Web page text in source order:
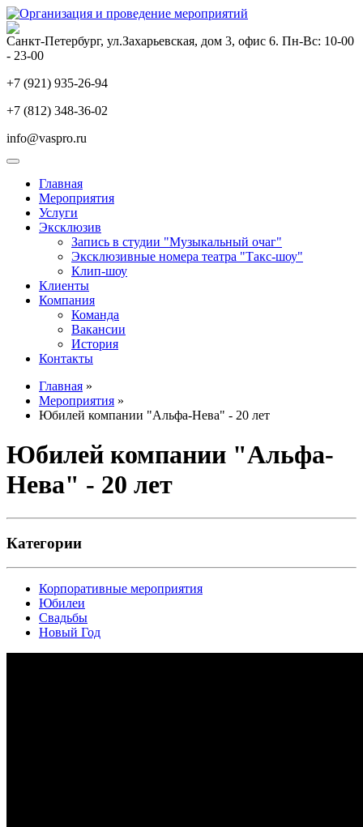
Санкт-Петербург, ул.Захарьевская, дом 3, офис 6. Пн-Вс: 10-00
- 23-00
+7 (921) 935-26-94
+7 (812) 348-36-02
info@vaspro.ru
Главная
Мероприятия
Услуги
Эксклюзив
Запись в студии "Музыкальный очаг"
Эксклюзивные номера театра "Такс-шоу"
Клип-шоу
Клиенты
Компания
Команда
Вакансии
История
Контакты
Главная »
Мероприятия »
Юбилей компании "Альфа-Нева" - 20 лет
Юбилей компании "Альфа-
Нева" - 20 лет
Категории
Корпоративные мероприятия
Юбилеи
Свадьбы
Новый Год